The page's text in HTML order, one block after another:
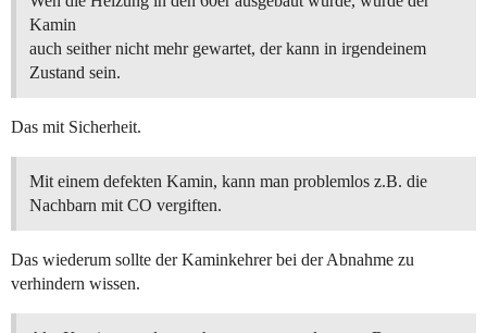
Kamin
auch seither nicht mehr gewartet, der kann in irgendeinem
Zustand sein.
Das mit Sicherheit.
Mit einem defekten Kamin, kann man problemlos z.B. die
Nachbarn mit CO vergiften.
Das wiederum sollte der Kaminkehrer bei der Abnahme zu
verhindern wissen.